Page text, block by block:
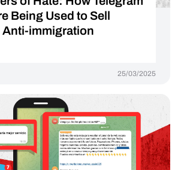
Being Used to Sell
Anti-immigration
25/03/2025